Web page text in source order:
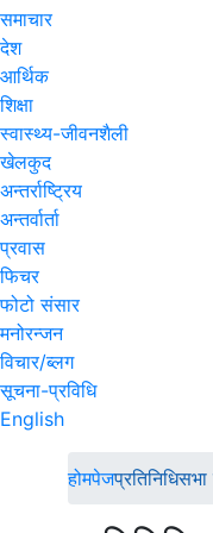
समाचार
देश
आर्थिक
शिक्षा
स्वास्थ्य-जीवनशैली
खेलकुद
अन्तर्राष्ट्रिय
अन्तर्वार्ता
प्रवास
फिचर
फोटो संसार
मनोरन्जन
विचार/ब्लग
सूचना-प्रविधि
English
होमपेज